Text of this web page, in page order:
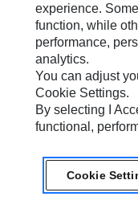
Бренды Caterpillar
Caterpillar.com
Карта Сайта
experience.
function, while
performance,
analytics.
You can adjust
Cookie Settings.
By selecting I
functional,
Cookie